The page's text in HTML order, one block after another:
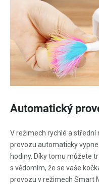
Automatický
V režimech rychlé a
provozu automaticky
hodiny. Díky tomu můžete
s vědomím, že se vaše
provozu v režimech Smart